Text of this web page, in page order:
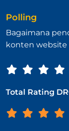
Polling
Bagaimana
konten website
Total Rating